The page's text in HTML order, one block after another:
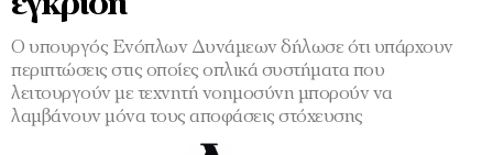
Ο υπουργός Ενόπλων Δυνάμεων δήλωσε ότι υπάρχουν
περιπτώσεις στις οποίες οπλικά συστήματα που
λειτουργούν με τεχνητή νοημοσύνη μπορούν να
λαμβάνουν μόνα τους αποφάσεις στόχευσης